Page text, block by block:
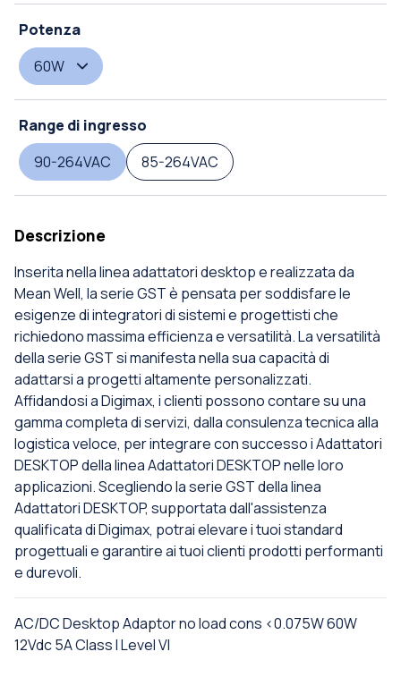
Potenza
60W
Range di ingresso
90-264VAC
85-264VAC
Descrizione
Inserita nella linea adattatori desktop e realizzata da
Mean Well, la serie GST è pensata per soddisfare le
esigenze di integratori di sistemi e progettisti che
richiedono massima efficienza e versatilità. La versatilità
della serie GST si manifesta nella sua capacità di
adattarsi a progetti altamente personalizzati.
Affidandosi a Digimax, i clienti possono contare su una
gamma completa di servizi, dalla consulenza tecnica alla
logistica veloce, per integrare con successo i Adattatori
DESKTOP della linea Adattatori DESKTOP nelle loro
applicazioni. Scegliendo la serie GST della linea
Adattatori DESKTOP, supportata dall'assistenza
qualificata di Digimax, potrai elevare i tuoi standard
progettuali e garantire ai tuoi clienti prodotti performanti
e durevoli.
AC/DC Desktop Adaptor no load cons <0.075W 60W
12Vdc 5A Class I Level VI